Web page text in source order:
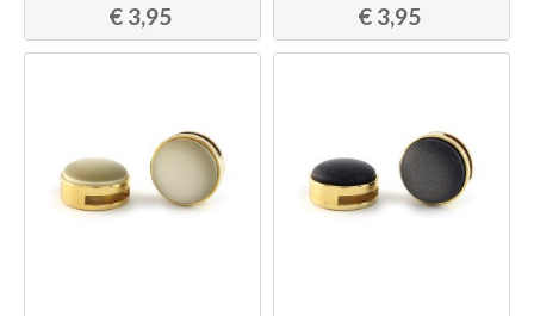
€ 3,95 € 3,95